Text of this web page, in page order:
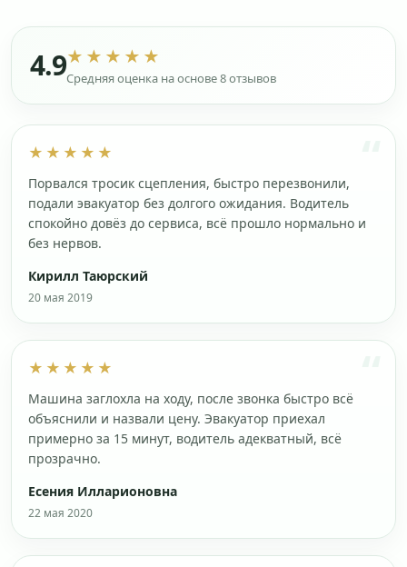
4.9★★★★★
Средняя оценка на основе 8 отзывов
★★★★★
Порвался тросик сцепления, быстро перезвонили,
подали эвакуатор без долгого ожидания. Водитель
спокойно довёз до сервиса, всё прошло нормально и
без нервов.
Кирилл Таюрский
20 мая 2019
★★★★★
Машина заглохла на ходу, после звонка быстро всё
объяснили и назвали цену. Эвакуатор приехал
примерно за 15 минут, водитель адекватный, всё
прозрачно.
Есения Илларионовна
22 мая 2020